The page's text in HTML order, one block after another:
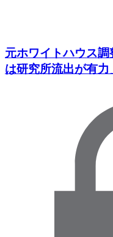
元ホワイトハウス
は研究所流出が有